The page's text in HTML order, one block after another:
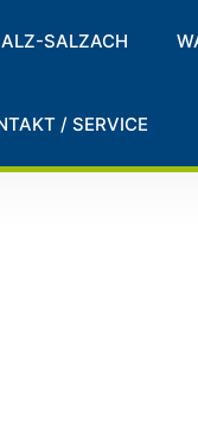
SALZACH
/ SERVICE